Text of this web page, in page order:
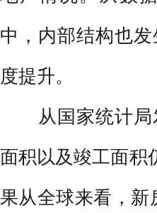
中，内部结构也
度提升。
从国家统计局
面积以及竣工面积
果从全球来看，新